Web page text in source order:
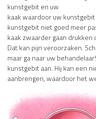
kunstgebit en uw
kaak waardoor uw
kunstgebit niet goed meer
kaak zwaarder gaan drukken
Dat kan pijn veroorzaken.
maar ga naar uw
kunstgebit aan. Hij kan een
aanbrengen, waardoor het